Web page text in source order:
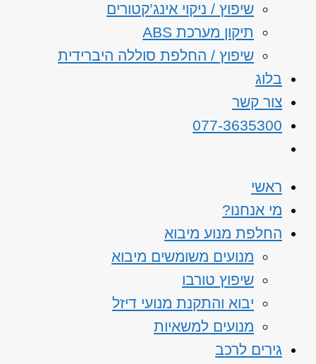
שיפוץ / ניקוי אינג’קטורים
תיקון מערכת ABS
שיפוץ / החלפת סוללה היברידית
בלוג
צור קשר
077-3635300
ראשי
מי אנחנו?
החלפת מנוע מיבוא
מנועים משומשים מיבוא
שיפוץ טורבו
יבוא והתקנת מנועי דיזל
מנועים למשאיות
גירים לרכב